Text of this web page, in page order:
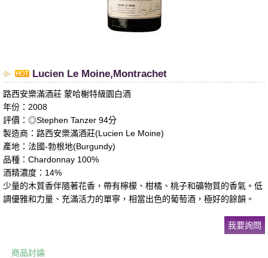
​Lucien Le Moine,Montrachet
路西安樂滿酒莊 蒙哈榭特級園白酒
年份：2008
評價：◎Stephen Tanzer 94分
製造商：路西安樂滿酒莊(Lucien Le Moine)
產地：法國-勃根地(Burgundy)
品種：Chardonnay 100%
酒精濃度：14%
少量的木質香伴隨著花香，帶有檸檬、柑橘、桃子和礦物質的香氣。低
調優雅和力量、充滿活力的單寧，相當出色的葡萄酒，極好的餘韻。
我要詢問
商品討論